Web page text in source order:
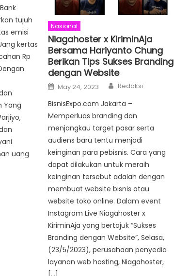
tujuh
emisi
kertas
Rp
Yang
uang
Nasional
Niagahoster x KiriminAja
Bersama Hariyanto Chung
Berikan Tips Sukses Branding
dengan Website
Posted
on
May 24, 2023 Author
Redaksi
BisnisExpo.com Jakarta –
Memperluas branding dan
menjangkau target pasar serta
audiens baru tentu menjadi
keinginan para pebisnis. Cara yang
dapat dilakukan untuk meraih
keinginan tersebut adalah dengan
membuat website bisnis atau
website toko online. Dalam event
Instagram Live Niagahoster x
KiriminAja yang bertajuk “Sukses
Branding dengan Website”, Selasa,
(23/5/2023), perusahaan penyedia
layanan web hosting, Niagahoster,